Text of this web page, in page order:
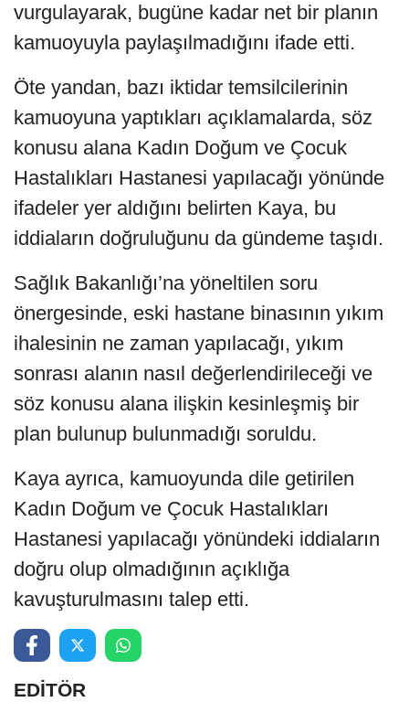
vurgulayarak, bugüne kadar net bir planın
kamuoyuyla paylaşılmadığını ifade etti.
Öte yandan, bazı iktidar temsilcilerinin
kamuoyuna yaptıkları açıklamalarda, söz
konusu alana Kadın Doğum ve Çocuk
Hastalıkları Hastanesi yapılacağı yönünde
ifadeler yer aldığını belirten Kaya, bu
iddiaların doğruluğunu da gündeme taşıdı.
Sağlık Bakanlığı’na yöneltilen soru
önergesinde, eski hastane binasının yıkım
ihalesinin ne zaman yapılacağı, yıkım
sonrası alanın nasıl değerlendirileceği ve
söz konusu alana ilişkin kesinleşmiş bir
plan bulunup bulunmadığı soruldu.
Kaya ayrıca, kamuoyunda dile getirilen
Kadın Doğum ve Çocuk Hastalıkları
Hastanesi yapılacağı yönündeki iddiaların
doğru olup olmadığının açıklığa
kavuşturulmasını talep etti.
EDİTÖR